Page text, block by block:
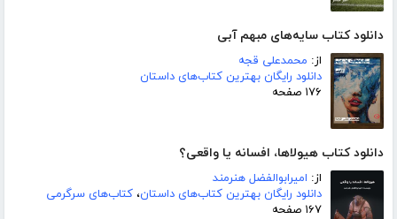
دانلود کتاب سایه‌های مبهم آبی
از: محمدعلی قجه
دانلود رایگان بهترین کتاب‌های داستان
۱۷۶ صفحه
دانلود کتاب هیولاها، افسانه یا واقعی؟
از: امیرابوالفضل هنرمند
دانلود رایگان بهترین کتاب‌های داستان، کتاب‌های سرگرمی
۱۶۷ صفحه